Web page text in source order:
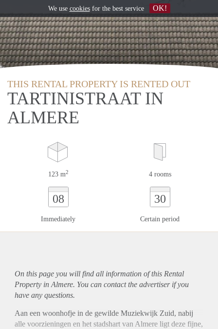
THIS RENTAL PROPERTY IS RENTED OUT
TARTINISTRAAT IN
ALMERE
123 m2 4 rooms
08
Immediately
30
Certain period
On this page you will find all information of this Rental
Property in Almere. You can contact the advertiser if you
have any questions.
Aan een woonhofje in de gewilde Muziekwijk Zuid, nabij
alle voorzieningen en het stadshart van Almere ligt deze fijne,
We use cookiesfor the best service OK!